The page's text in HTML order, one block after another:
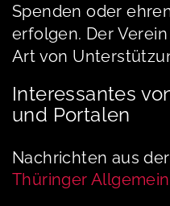
Spenden oder
erfolgen. Der
Art von
Interessantes
und Portalen
Nachrichten aus der
Thüringer